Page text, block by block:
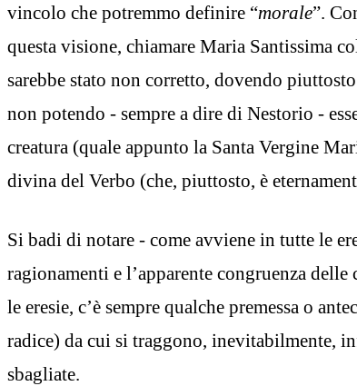
vincolo che potremmo definire “morale”.
questa visione, chiamare Maria Santissima
sarebbe stato non corretto, dovendo
non potendo - sempre a dire di Nestorio -
creatura (quale appunto la Santa Vergine
divina del Verbo (che, piuttosto, è
Si badi di notare - come avviene in tutte le
ragionamenti e l’apparente congruenza
le eresie, c’è sempre qualche premessa o
radice) da cui si traggono, inevitabilmente,
sbagliate.